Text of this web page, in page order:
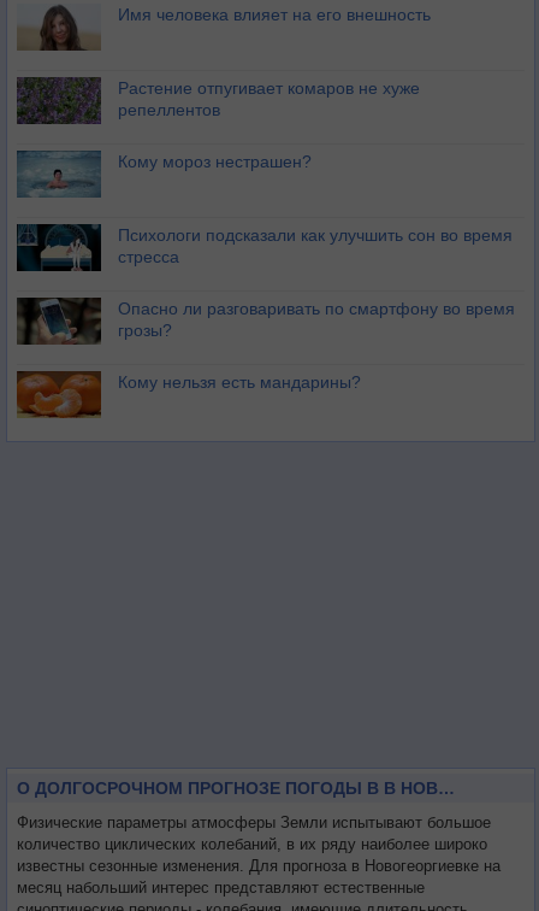
Имя человека влияет на его внешность
Растение отпугивает комаров не хуже
репеллентов
Кому мороз нестрашен?
Психологи подсказали как улучшить сон во время
стресса
Опасно ли разговаривать по смартфону во время
грозы?
Кому нельзя есть мандарины?
О ДОЛГОСРОЧНОМ ПРОГНОЗЕ ПОГОДЫ В В НОВОГЕОРГИЕВКЕ НА МЕСЯЦ
Физические параметры атмосферы Земли испытывают большое
количество циклических колебаний, в их ряду наиболее широко
известны сезонные изменения. Для прогноза в Новогеоргиевке на
месяц набольший интерес представляют естественные